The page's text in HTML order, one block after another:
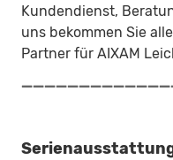
Kundendienst,
uns bekommen Sie
Partner für AIXAM